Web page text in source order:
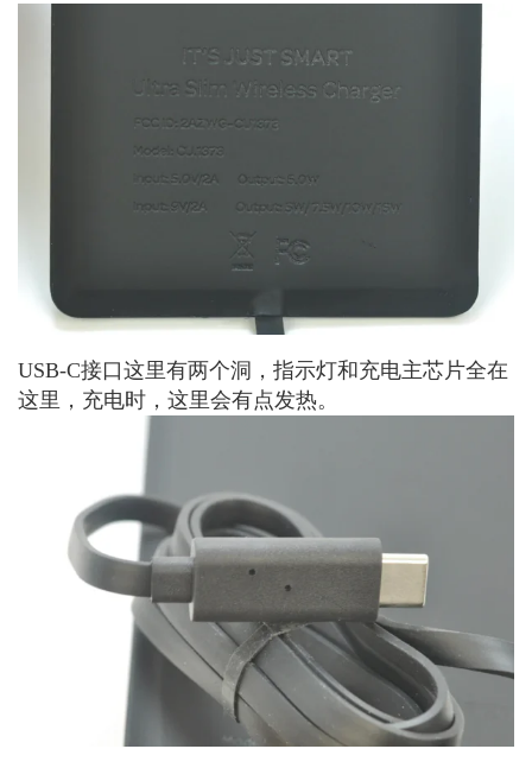
USB-C接口这里有两个洞，指示灯和充电主芯片全在
这里，充电时，这里会有点发热。